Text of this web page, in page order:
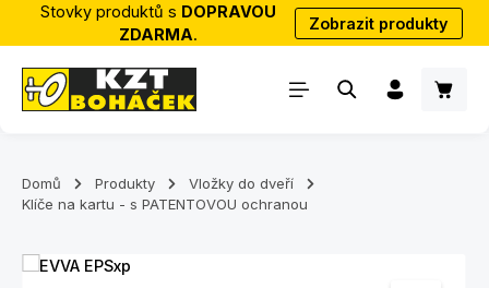
Přejít na hlavní obsah
Stovky produktů s DOPRAVOU
ZDARMA.
Zobrazit produkty
Domů Produkty
Vložky do dveří
Klíče na kartu - s PATENTOVOU ochranou
Přeskočit galerii obrázků